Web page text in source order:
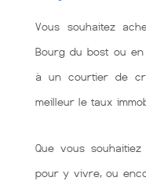
Vous souhaitez
Bourg du bost ou
à un courtier de
meilleur le taux
Que vous
pour y vivre, ou